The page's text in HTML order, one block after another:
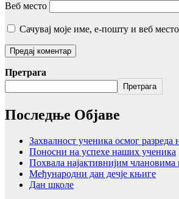
Веб место
Сачувај моје име, е-пошту и веб
Претрага
Претрага
Последње Објаве
Захвалност ученика осмог разреда
Поносни на успехе наших ученика
Похвала најактивнијим члановима
Међународни дан дечје књиге
Дан школе